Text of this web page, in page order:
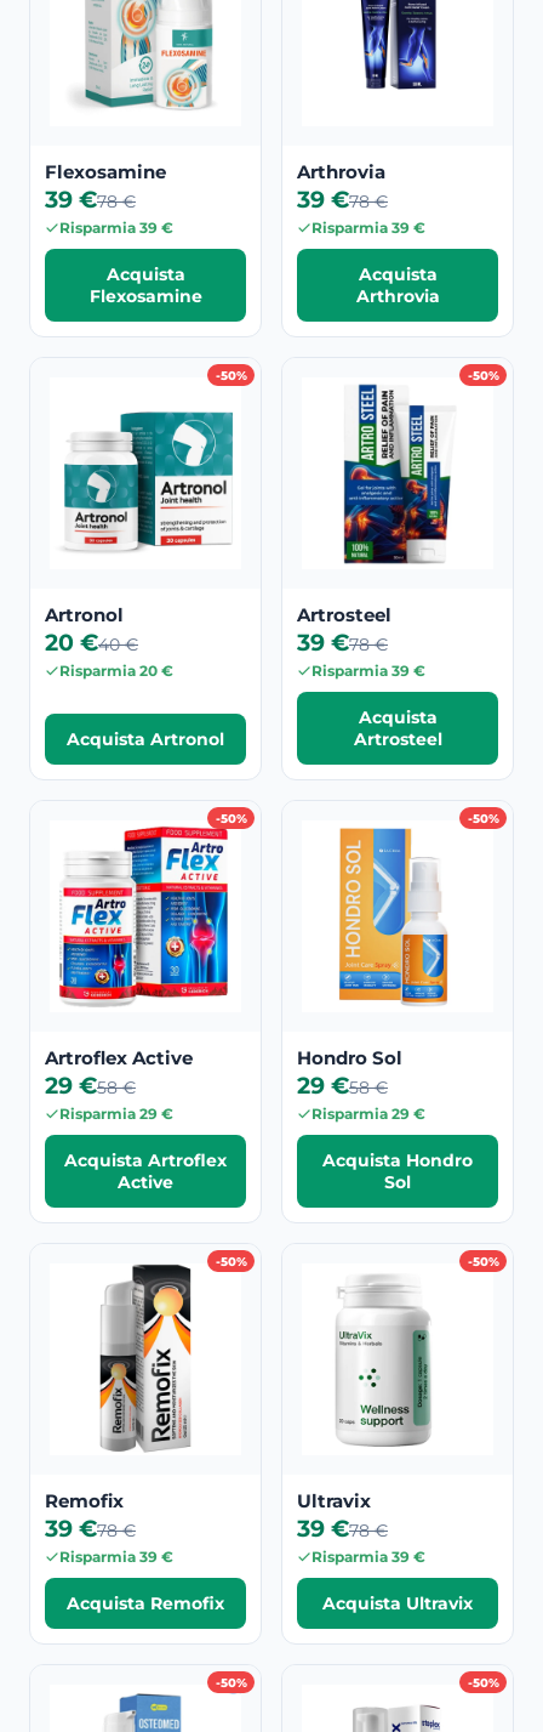
Flexosamine
39 €78 €
Risparmia 39 €
Acquista
Flexosamine
Arthrovia
39 €78 €
Risparmia 39 €
Acquista
Arthrovia
-50%
Artronol
20 €40 €
Risparmia 20 €
Acquista Artronol
-50%
Artrosteel
39 €78 €
Risparmia 39 €
Acquista
Artrosteel
-50%
Artroflex Active
29 €58 €
Risparmia 29 €
Acquista Artroflex
Active
-50%
Hondro Sol
29 €58 €
Risparmia 29 €
Acquista Hondro
Sol
-50%
Remofix
39 €78 €
Risparmia 39 €
Acquista Remofix
-50%
Ultravix
39 €78 €
Risparmia 39 €
Acquista Ultravix
-50% -50%